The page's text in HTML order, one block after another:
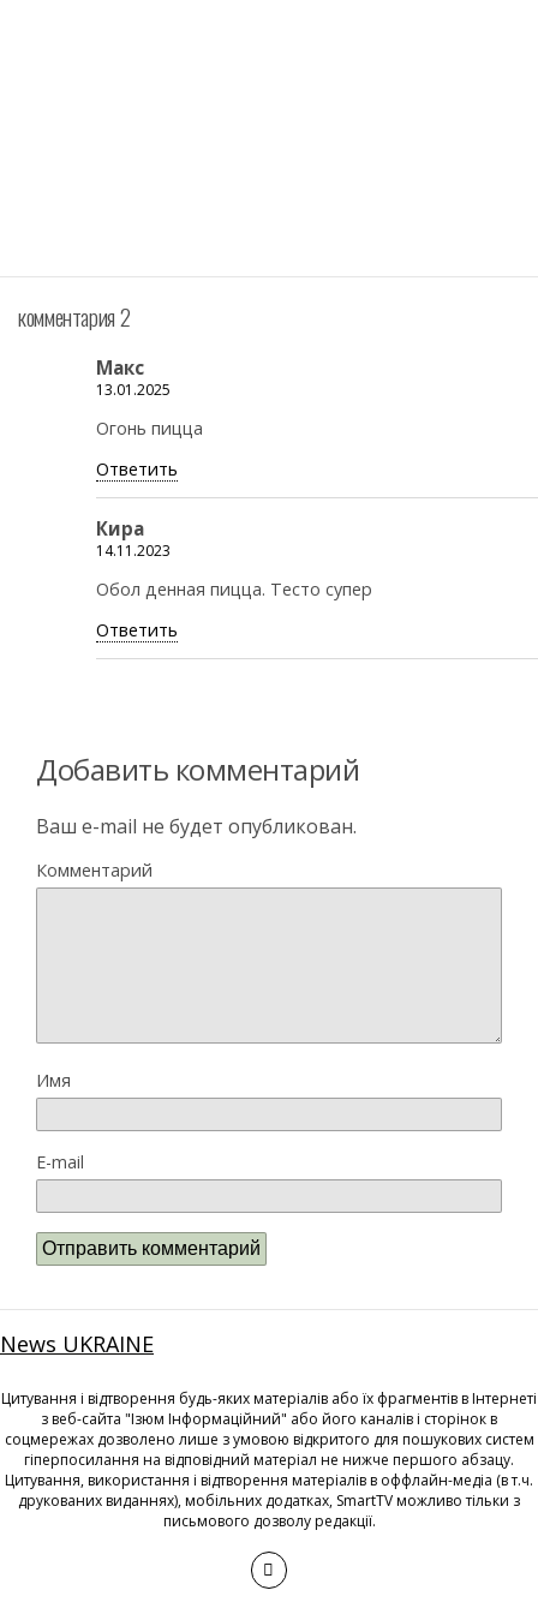
комментария 2
Макс
13.01.2025
Огонь пицца
Ответить
Кира
14.11.2023
Обол денная пицца. Тесто супер
Ответить
Добавить комментарий
Ваш e-mail не будет опубликован.
Комментарий
Имя
E-mail
News UKRAINE
Цитування і відтворення будь-яких матеріалів або їх фрагментів в Інтернеті
з веб-сайта "Ізюм Інформаційний" або його каналів і сторінок в
соцмережах дозволено лише з умовою відкритого для пошукових систем
гіперпосилання на відповідний матеріал не нижче першого абзацу.
Цитування, використання і відтворення матеріалів в оффлайн-медіа (в т.ч.
друкованих виданнях), мобільних додатках, SmartTV можливо тільки з
письмового дозволу редакції.